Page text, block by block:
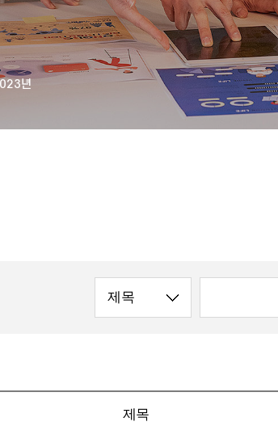
년
제목